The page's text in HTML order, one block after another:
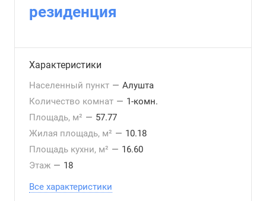
резиденция
Характеристики
Населенный пункт — Алушта
Количество комнат — 1-комн.
Площадь, м² — 57.77
Жилая площадь, м² — 10.18
Площадь кухни, м² — 16.60
Этаж — 18
Все характеристики